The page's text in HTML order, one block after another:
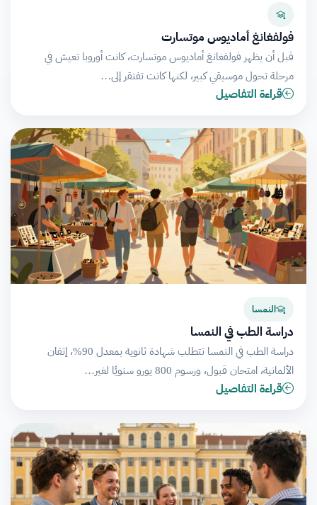
فولفغانغ أماديوس موتسارت
قبل أن يظهر فولفغانغ أماديوس موتسارت، كانت أوروبا تعيش في
مرحلة تحول موسيقي كبير، لكنها كانت تفتقر إلى…
قراءة التفاصيل
النمسا
دراسة الطب في النمسا
دراسة الطب في النمسا تتطلب شهادة ثانوية بمعدل 90%، إتقان
الألمانية، امتحان قبول، ورسوم 800 يورو سنويًا لغير…
قراءة التفاصيل